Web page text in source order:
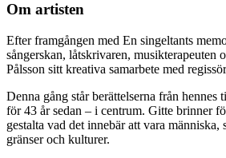
Om artisten
Efter framgången med En singeltants
sångerskan, låtskrivaren, musikterapeuten
Pålsson sitt kreativa samarbete med
Denna gång står berättelserna från
för 43 år sedan – i centrum. Gitte brinner
gestalta vad det innebär att vara
gränser och kulturer.